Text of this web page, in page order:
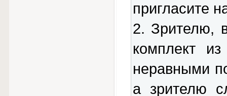
пригласите
2. Зрителю,
комплект
неравными
а зрителю